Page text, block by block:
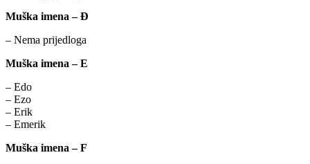
Muška imena – Đ
– Nema prijedloga
Muška imena – E
– Edo
– Ezo
– Erik
– Emerik
Muška imena – F